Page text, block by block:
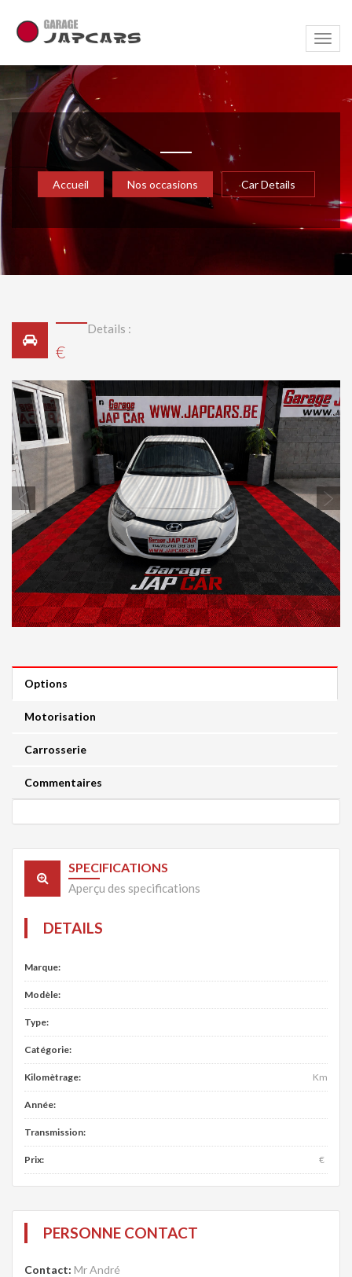
Accueil Nos occasions Car Details
Details :
€
Previous Next
Options
Motorisation
Carrosserie
Commentaires
SPECIFICATIONS
Aperçu des specifications
DETAILS
Marque:
Modèle:
Type:
Catégorie:
Kilomètrage: Km
Année:
Transmission:
Prix: €
PERSONNE CONTACT
Contact: Mr André